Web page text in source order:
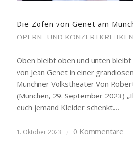
Die Zofen von Genet am
OPERN- UND KONZERTKRITIKEN
Oben bleibt oben und unten bleibt
von Jean Genet in einer
Münchner Volkstheater Von
(München, 29. September 2023)
euch jemand Kleider schenkt.…
1. Oktober 2023 / 0 Kommentare